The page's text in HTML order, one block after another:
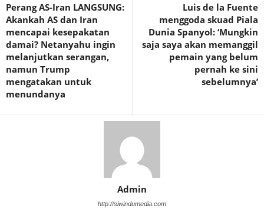
Perang AS-Iran LANGSUNG:
Akankah AS dan Iran
mencapai kesepakatan
damai? Netanyahu ingin
melanjutkan serangan,
namun Trump
mengatakan untuk
menundanya
Luis de la Fuente
menggoda skuad Piala
Dunia Spanyol: ‘Mungkin
saja saya akan memanggil
pemain yang belum
pernah ke sini
sebelumnya’
Admin
http://siwindumedia.com